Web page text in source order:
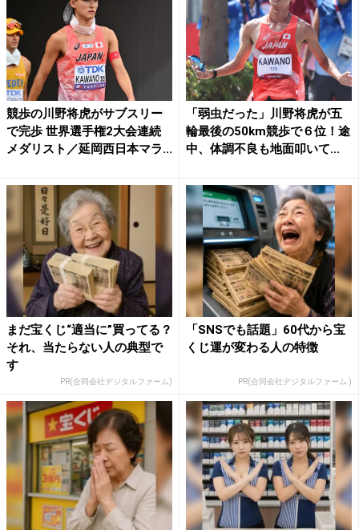
競歩の川野将虎がサブスリー
で完歩 世界選手権2大会連続
メダリスト／延岡西日本マラ...
「弱虫だった」川野将虎が五
輪最後の50km競歩で６位！途
中、体調不良も地面叩いて...
まだ宝くじ“適当に”買ってる？
それ、当たらない人の典型で
す
PR(合同会社デジタルファーム)
「SNSでも話題」60代から宝
くじ運が変わる人の特徴
PR(合同会社デジタルファーム )